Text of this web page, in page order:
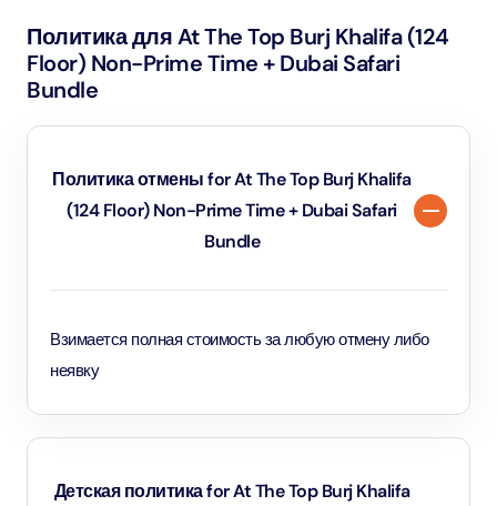
Политика для At The Top Burj Khalifa (124
Floor) Non-Prime Time + Dubai Safari
Bundle
Политика отмены for At The Top Burj Khalifa
(124 Floor) Non-Prime Time + Dubai Safari
Bundle
Взимается полная стоимость за любую отмену либо
неявку
Детская политика for At The Top Burj Khalifa